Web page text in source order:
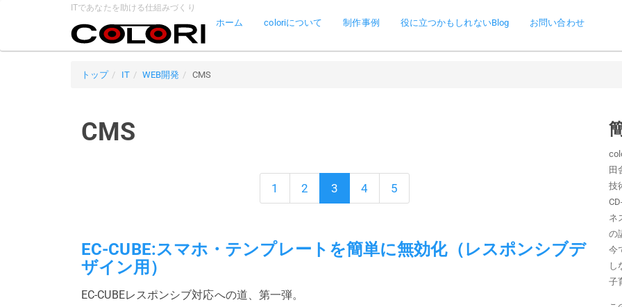
ITであなたを助ける仕組みづくり
ホーム coloriについて 制作事例 役に立つかもしれないBlog お問い合わせ
トップ IT WEB開発 CMS
CMS
1 2 3 4 5
EC-CUBE:スマホ・テンプレートを簡単に無効化（レスポンシブデ
ザイン用）
EC-CUBEレスポンシブ対応への道、第一弾。
田
技
ネ
の
今
し
子